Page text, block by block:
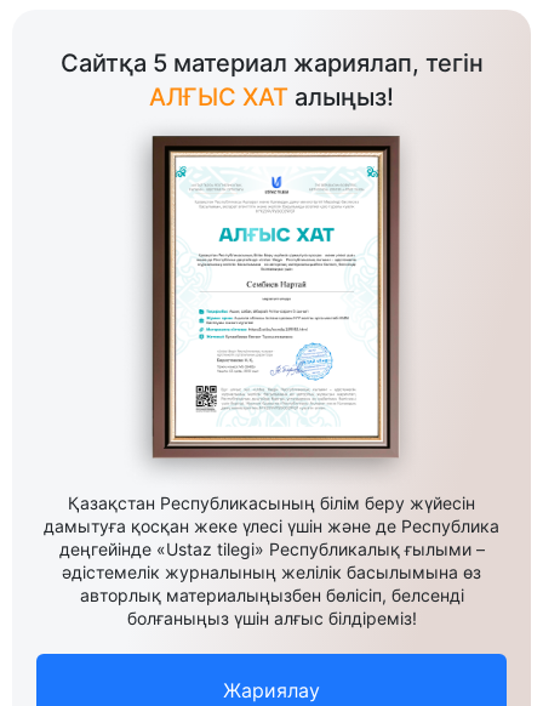
Сайтқа 5 материал жариялап, тегін
АЛҒЫС ХАТ алыңыз!
Қазақстан Республикасының білім беру жүйесін
дамытуға қосқан жеке үлесі үшін және де Республика
деңгейінде «Ustaz tilegi» Республикалық ғылыми –
әдістемелік журналының желілік басылымына өз
авторлық материалыңызбен бөлісіп, белсенді
болғаныңыз үшін алғыс білдіреміз!
Жариялау